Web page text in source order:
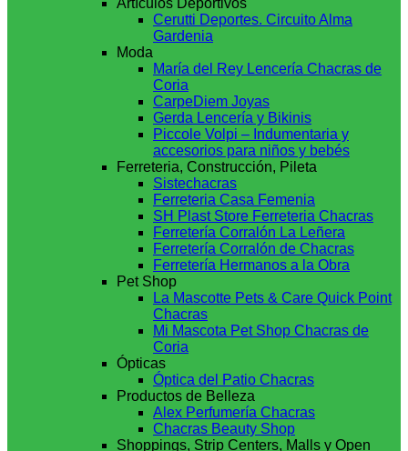
Artículos Deportivos
Cerutti Deportes. Circuito Alma
Gardenia
Moda
María del Rey Lencería Chacras de
Coria
CarpeDiem Joyas
Gerda Lencería y Bikinis
Piccole Volpi – Indumentaria y
accesorios para niños y bebés
Ferreteria, Construcción, Pileta
Sistechacras
Ferreteria Casa Femenia
SH Plast Store Ferreteria Chacras
Ferretería Corralón La Leñera
Ferretería Corralón de Chacras
Ferretería Hermanos a la Obra
Pet Shop
La Mascotte Pets & Care Quick Point
Chacras
Mi Mascota Pet Shop Chacras de
Coria
Ópticas
Óptica del Patio Chacras
Productos de Belleza
Alex Perfumería Chacras
Chacras Beauty Shop
Shoppings, Strip Centers, Malls y Open